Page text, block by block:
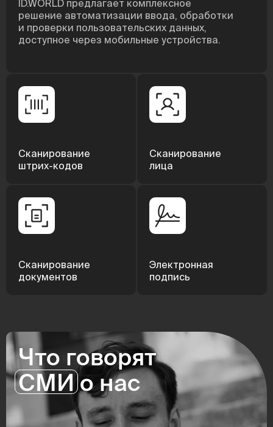
ID.WORLD предлагает комплексное
решение автоматизации ввода, обработки
и проверки пользовательских данных,
доступное через мобильные устройства.
Сканирование
штрих-кодов
Сканирование
лица
Сканирование
документов
Электронная
подпись
Что говорят
СМИо нас